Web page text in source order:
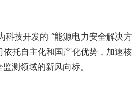
技开发的 “能源电力安全解决
托自主化和国产化优势，加
测领域的新风向标。